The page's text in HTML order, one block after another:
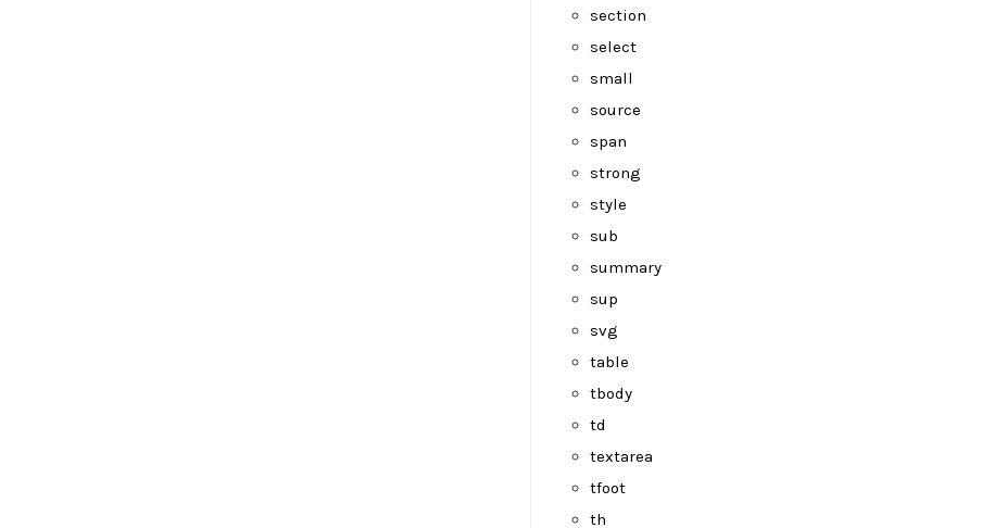
section
select
small
source
span
strong
style
sub
summary
sup
svg
table
tbody
td
textarea
tfoot
th